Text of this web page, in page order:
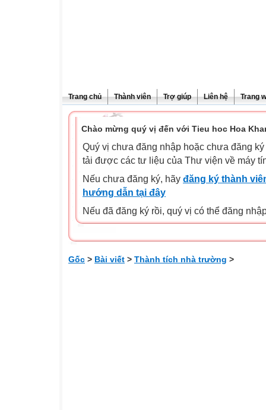
Trang chủ Thành viên Trợ giúp Liên hệ Trang
Chào mừng quý vị đến với Tieu hoc Hoa
Quý vị chưa đăng nhập hoặc chưa đăng
tải được các tư liệu của Thư viện về máy
Nếu chưa đăng ký, hãy đăng ký thành
hướng dẫn tại đây
Nếu đã đăng ký rồi, quý vị có thể đăng
Gốc > Bài viết > Thành tích nhà trường >